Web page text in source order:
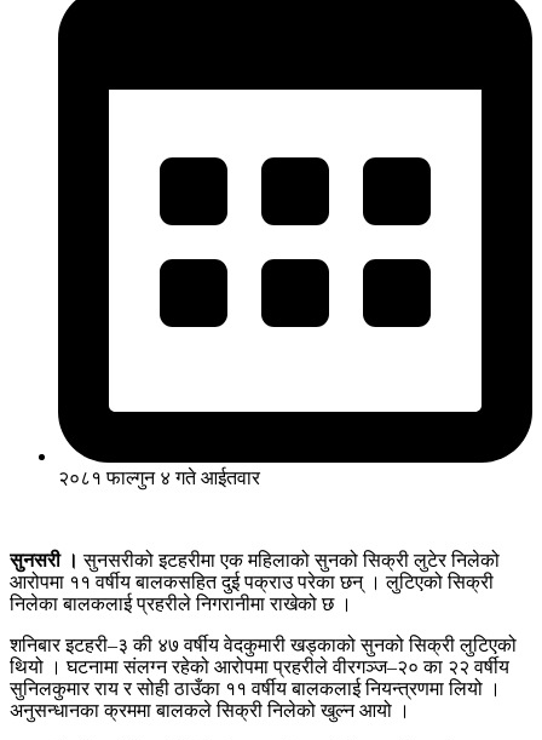
२०८१ फाल्गुन ४ गते आईतवार
सुनसरी ।सुनसरीको इटहरीमा एक महिलाको सुनको सिक्री लुटेर निलेको
आरोपमा ११ वर्षीय बालकसहित दुई पक्राउ परेका छन् । लुटिएको सिक्री
निलेका बालकलाई प्रहरीले निगरानीमा राखेको छ ।
शनिबार इटहरी–३ की ४७ वर्षीय वेदकुमारी खड्काको सुनको सिक्री लुटिएको
थियो । घटनामा संलग्न रहेको आरोपमा प्रहरीले वीरगञ्ज–२० का २२ वर्षीय
सुनिलकुमार राय र सोही ठाउँका ११ वर्षीय बालकलाई नियन्त्रणमा लियो ।
अनुसन्धानका क्रममा बालकले सिक्री निलेको खुल्न आयो ।